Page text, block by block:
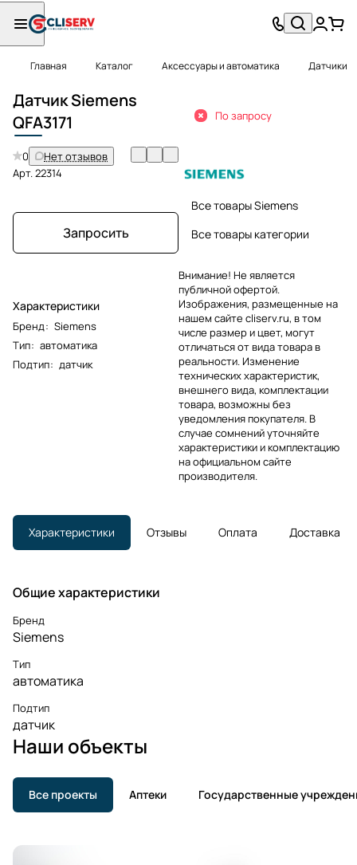
Главная Каталог Аксессуары и автоматика Датчики
Датчик Siemens
QFA3171
0
Нет отзывов
Арт.22314
Запросить
Характеристики
Бренд: Siemens
Тип: автоматика
Подтип: датчик
По запросу
Все товары Siemens
Все товары категории
Внимание! Не является
публичной офертой.
Изображения, размещенные на
нашем сайте cliserv.ru, в том
числе размер и цвет, могут
отличаться от вида товара в
реальности. Изменение
технических характеристик,
внешнего вида, комплектации
товара, возможны без
уведомления покупателя. В
случае сомнений уточняйте
характеристики и комплектацию
на официальном сайте
производителя.
Характеристики Отзывы Оплата Доставка
Общие характеристики
Бренд
Siemens
Тип
автоматика
Подтип
датчик
Наши объекты
Все проекты Аптеки Государственные